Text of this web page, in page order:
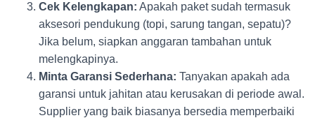
Cek Kelengkapan: Apakah paket sudah termasuk
aksesori pendukung (topi, sarung tangan, sepatu)?
Jika belum, siapkan anggaran tambahan untuk
melengkapinya.
Minta Garansi Sederhana: Tanyakan apakah ada
garansi untuk jahitan atau kerusakan di periode awal.
Supplier yang baik biasanya bersedia memperbaiki